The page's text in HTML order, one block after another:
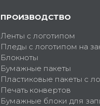
ПРОИЗВОДСТВО
Ленты с логотипом
Пледы с логотипом на
Блокноты
Бумажные пакеты
Пластиковые пакеты с
Печать конвертов
Бумажные блоки для